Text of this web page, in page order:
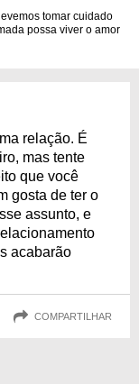
tomar cuidado
possa viver o amor
relação. É
mas tente
que você
gosta de ter o
assunto, e
acabarão
COMPARTILHAR